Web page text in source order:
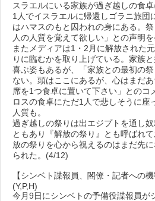
スラエルにいる家族が過ぎ越しの食
1人でイスラエルに帰還しゴラニ旅団
はハマスのもと囚われの身にある。
人の人質を覚えて欲しい」との声明を
またメディアは1・2月に解放された
りに臨むかを取り上げている。家族
喜ぶ姿もあるが、「家族との最初の
ない。頭はここにあるが、心はまだ
席を1つ食卓に置いて下さい」とのコ
ロスの食卓にただ1人で悲しそうに座
人質も。
過ぎ越しの祭りは出エジプトを通し
ともあり『解放の祭り』とも呼ばれ
放の祭りを心から祝えるのはまだ先
られた。(4/12)
【シンベト諜報員、閣僚・記者への
(Y,P,H)
今月9日にシンベトの予備役諜報員が